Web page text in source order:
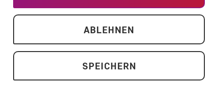
ABLEHNEN
SPEICHERN